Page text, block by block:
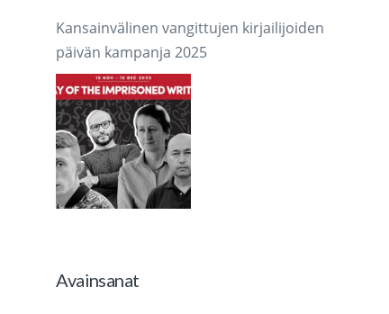
Kansainvälinen vangittujen kirjailijoiden
päivän kampanja 2025
Avainsanat